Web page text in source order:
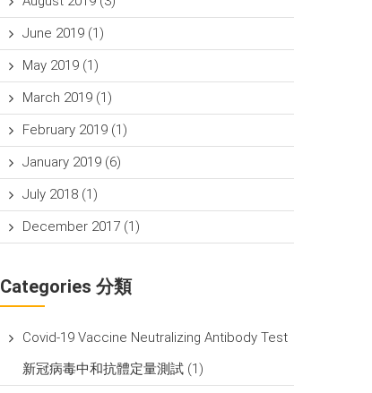
June 2019 (1)
May 2019 (1)
March 2019 (1)
February 2019 (1)
January 2019 (6)
July 2018 (1)
December 2017 (1)
Categories 分類
Covid-19 Vaccine Neutralizing Antibody Test
新冠病毒中和抗體定量測試 (1)